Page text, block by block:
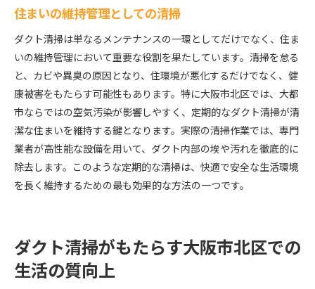
住まいの維持管理としての清掃
ダクト清掃は単なるメンテナンスの一環としてだけでなく、住ま
いの維持管理において重要な役割を果たしています。清掃を怠る
と、カビや異臭の原因となり、住環境が悪化するだけでなく、健
康被害をもたらす可能性もあります。特に大阪市北区では、大都
市ならではの空気汚染が影響しやすく、定期的なダクト清掃が清
潔な住まいを維持する鍵となります。実際の清掃作業では、専門
業者が高性能な設備を用いて、ダクト内部の埃や汚れを徹底的に
除去します。このような定期的な清掃は、快適で安全な生活環境
を長く維持するための最も効果的な方法の一つです。
ダクト清掃がもたらす大阪市北区での
生活の質向上